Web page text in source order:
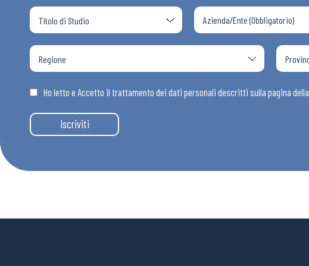
Ho letto e Accetto il trattamento dei dati personali descritti sulla pagina della
Iscriviti